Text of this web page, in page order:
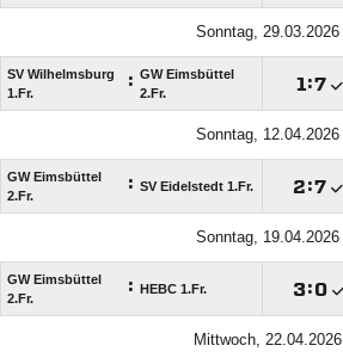
Sonntag, 29.03.2026
SV Wilhelmsburg
1.Fr.
: GW Eimsbüttel
2.Fr.
:
Sonntag, 12.04.2026
GW Eimsbüttel
2.Fr.
: SV Eidelstedt 1.Fr. :
Sonntag, 19.04.2026
GW Eimsbüttel
2.Fr.
: HEBC 1.Fr. :
Mittwoch, 22.04.2026